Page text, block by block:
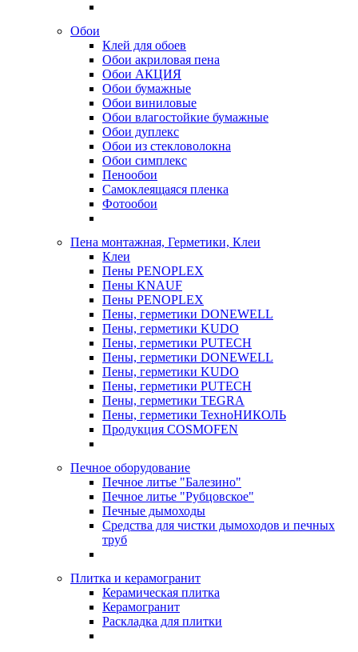
Обои
Клей для обоев
Обои акриловая пена
Обои АКЦИЯ
Обои бумажные
Обои виниловые
Обои влагостойкие бумажные
Обои дуплекс
Обои из стекловолокна
Обои симплекс
Пенообои
Самоклеящаяся пленка
Фотообои
Пена монтажная, Герметики, Клеи
Клеи
Пены PENOPLEX
Пены KNAUF
Пены PENOPLEX
Пены, герметики DONEWELL
Пены, герметики KUDO
Пены, герметики PUTECH
Пены, герметики DONEWELL
Пены, герметики KUDO
Пены, герметики PUTECH
Пены, герметики TEGRA
Пены, герметики ТехноНИКОЛЬ
Продукция COSMOFEN
Печное оборудование
Печное литье "Балезино"
Печное литье "Рубцовское"
Печные дымоходы
Средства для чистки дымоходов и печных
труб
Плитка и керамогранит
Керамическая плитка
Керамогранит
Раскладка для плитки